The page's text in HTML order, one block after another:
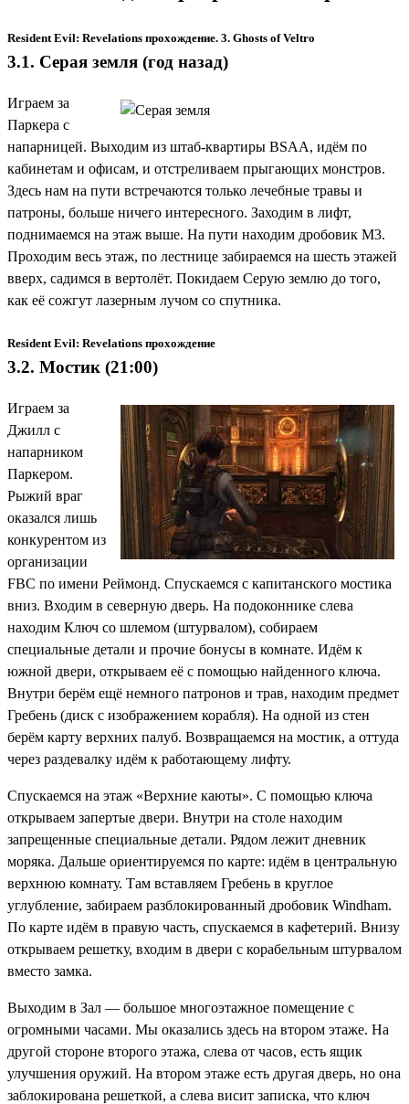
Resident Evil: Revelations прохождение. 3. Ghosts of Veltro
3.1. Серая земля (год назад)
Играем за
Паркера с
напарницей. Выходим из штаб-квартиры BSAA, идём по
кабинетам и офисам, и отстреливаем прыгающих монстров.
Здесь нам на пути встречаются только лечебные травы и
патроны, больше ничего интересного. Заходим в лифт,
поднимаемся на этаж выше. На пути находим дробовик М3.
Проходим весь этаж, по лестнице забираемся на шесть этажей
вверх, садимся в вертолёт. Покидаем Серую землю до того,
как её сожгут лазерным лучом со спутника.
Resident Evil: Revelations прохождение
3.2. Мостик (21:00)
Играем за
Джилл с
напарником
Паркером.
Рыжий враг
оказался лишь
конкурентом из
организации
FBC по имени Реймонд. Спускаемся с капитанского мостика
вниз. Входим в северную дверь. На подоконнике слева
находим Ключ со шлемом (штурвалом), собираем
специальные детали и прочие бонусы в комнате. Идём к
южной двери, открываем её с помощью найденного ключа.
Внутри берём ещё немного патронов и трав, находим предмет
Гребень (диск с изображением корабля). На одной из стен
берём карту верхних палуб. Возвращаемся на мостик, а оттуда
через раздевалку идём к работающему лифту.
Спускаемся на этаж «Верхние каюты». С помощью ключа
открываем запертые двери. Внутри на столе находим
запрещенные специальные детали. Рядом лежит дневник
моряка. Дальше ориентируемся по карте: идём в центральную
верхнюю комнату. Там вставляем Гребень в круглое
углубление, забираем разблокированный дробовик Windham.
По карте идём в правую часть, спускаемся в кафетерий. Внизу
открываем решетку, входим в двери с корабельным штурвалом
вместо замка.
Выходим в Зал — большое многоэтажное помещение с
огромными часами. Мы оказались здесь на втором этаже. На
другой стороне второго этажа, слева от часов, есть ящик
улучшения оружий. На втором этаже есть другая дверь, но она
заблокирована решеткой, а слева висит записка, что ключ